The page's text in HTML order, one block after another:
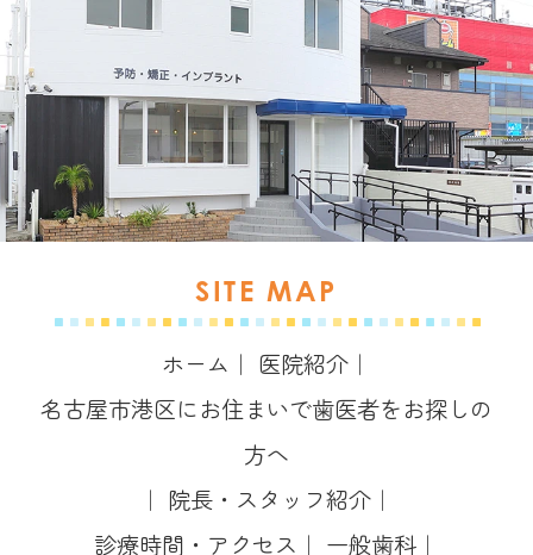
SITE MAP
ホーム ｜ 医院紹介 ｜
名古屋市港区にお住まいで歯医者をお探しの
方へ
｜ 院長・スタッフ紹介 ｜
診療時間・アクセス ｜ 一般歯科 ｜